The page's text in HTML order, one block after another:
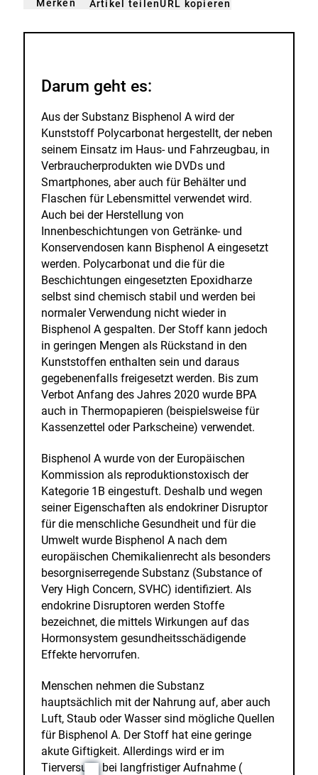
Merkengemerkt
der
hinzufügen.
Artikel teilenURL kopieren
Darum geht es:
Aus der Substanz Bisphenol A wird der
Kunststoff Polycarbonat hergestellt, der neben
seinem Einsatz im Haus- und Fahrzeugbau, in
Verbraucherprodukten wie DVDs und
Smartphones, aber auch für Behälter und
Flaschen für Lebensmittel verwendet wird.
Auch bei der Herstellung von
Innenbeschichtungen von Getränke- und
Konservendosen kann Bisphenol A eingesetzt
werden. Polycarbonat und die für die
Beschichtungen eingesetzten Epoxidharze
selbst sind chemisch stabil und werden bei
normaler Verwendung nicht wieder in
Bisphenol A gespalten. Der Stoff kann jedoch
in geringen Mengen als Rückstand in den
Kunststoffen enthalten sein und daraus
gegebenenfalls freigesetzt werden. Bis zum
Verbot Anfang des Jahres 2020 wurde BPA
auch in Thermopapieren (beispielsweise für
Kassenzettel oder Parkscheine) verwendet.
Bisphenol A wurde von der Europäischen
Kommission als reproduktionstoxisch der
Kategorie 1B eingestuft. Deshalb und wegen
seiner Eigenschaften als endokriner Disruptor
für die menschliche Gesundheit und für die
Umwelt wurde Bisphenol A nach dem
europäischen Chemikalienrecht als besonders
besorgniserregende Substanz (Substance of
Very High Concern, SVHC) identifiziert. Als
endokrine Disruptoren werden Stoffe
bezeichnet, die mittels Wirkungen auf das
Hormonsystem gesundheitsschädigende
Effekte hervorrufen.
Menschen nehmen die Substanz
hauptsächlich mit der Nahrung auf, aber auch
Luft, Staub oder Wasser sind mögliche Quellen
für Bisphenol A. Der Stoff hat eine geringe
akute Giftigkeit. Allerdings wird er im
Tierversuch bei langfristiger Aufnahme (